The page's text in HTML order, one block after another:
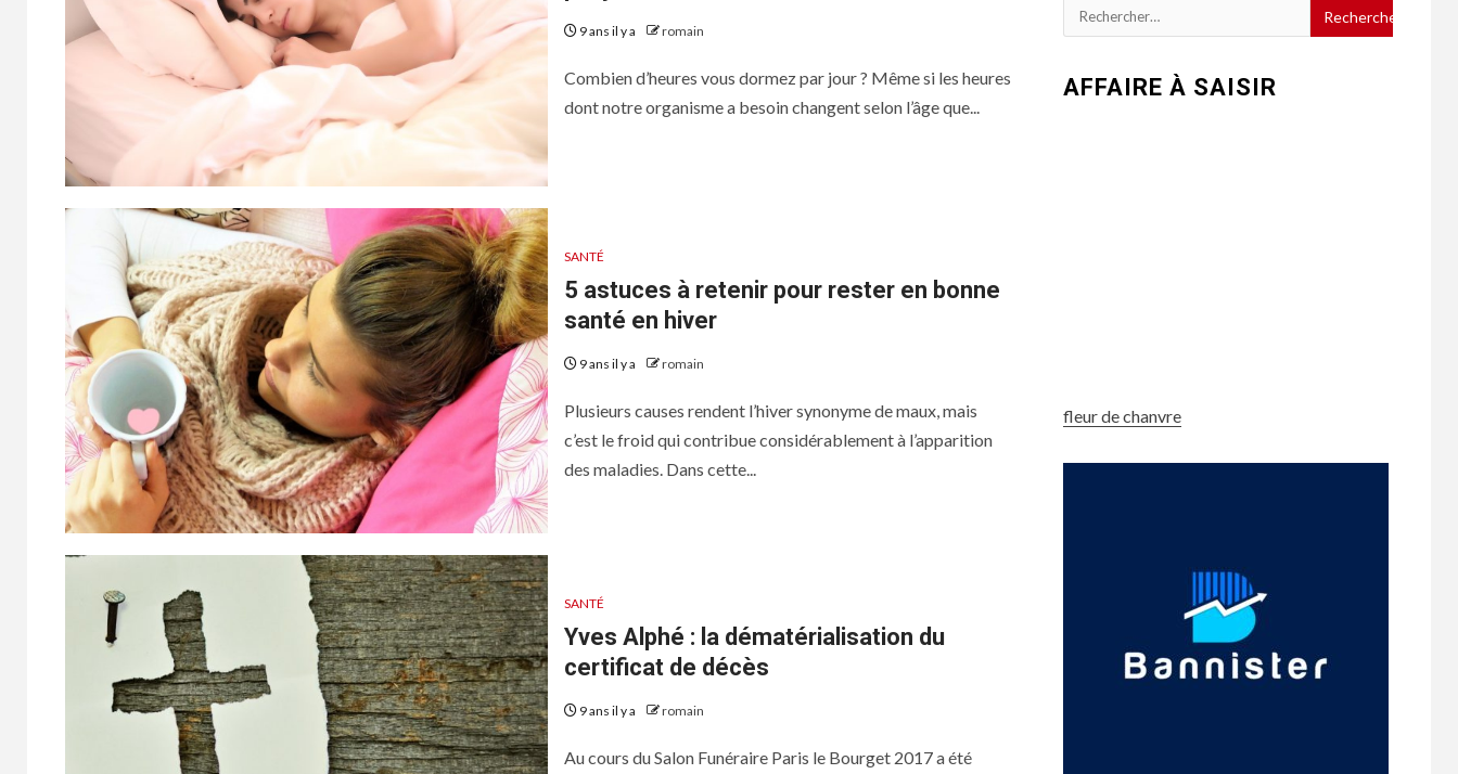
9 ans il y a romain
Combien d’heures vous dormez par jour ? Même si les heures
dont notre organisme a besoin changent selon l’âge que...
SANTÉ
5 astuces à retenir pour rester en bonne
santé en hiver
9 ans il y a romain
Plusieurs causes rendent l’hiver synonyme de maux, mais
c’est le froid qui contribue considérablement à l’apparition
des maladies. Dans cette...
SANTÉ
Yves Alphé : la dématérialisation du
certificat de décès
9 ans il y a romain
Au cours du Salon Funéraire Paris le Bourget 2017 a été
Rechercher :
AFFAIRE À SAISIR
fleur de chanvre